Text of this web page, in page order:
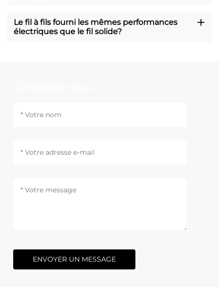
Le fil à fils fourni les mêmes performances
électriques que le fil solide?
ENVOYER UN MESSAGE